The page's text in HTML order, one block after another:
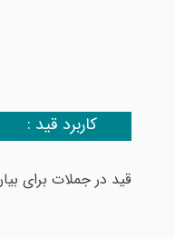
کاربرد قید :
قید در جملات برای